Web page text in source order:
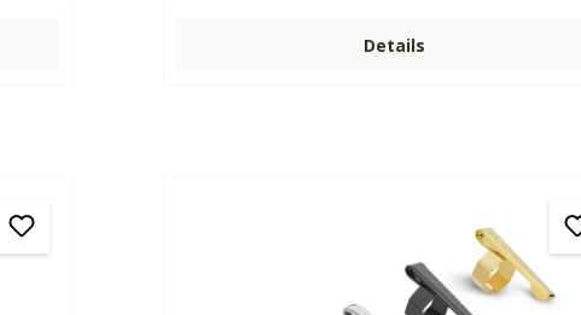
Details